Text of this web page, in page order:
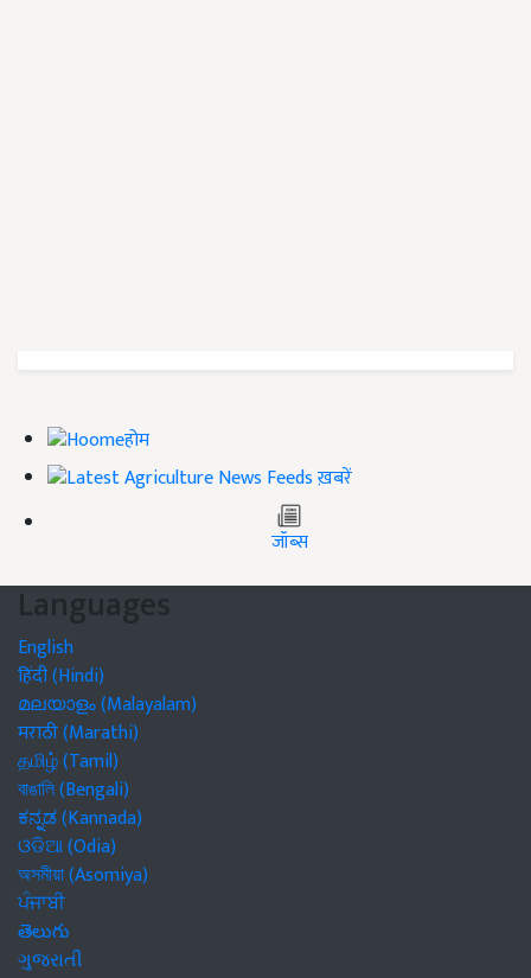
होम
ख़बरें
जॉब्स
Languages
English
हिंदी (Hindi)
മലയാളം (Malayalam)
मराठी (Marathi)
தமிழ் (Tamil)
বাঙালি (Bengali)
ಕನ್ನಡ (Kannada)
ଓଡିଆ (Odia)
অসমীয়া (Asomiya)
ਪੰਜਾਬੀ
తెలుగు
ગુજરાતી